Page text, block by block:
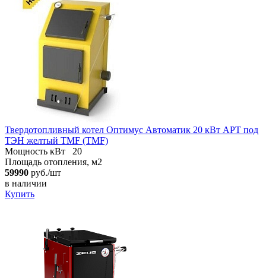
Твердотопливный котел Оптимус Автоматик 20 кВт АРТ под
ТЭН желтый TMF (TMF)
Мощность кВт
20
Площадь отопления, м2
59990 руб./шт
в наличии
Купить